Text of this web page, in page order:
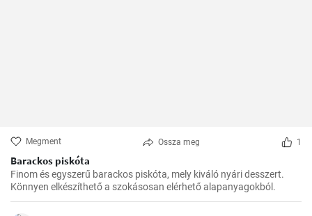
Megment Ossza meg 1
Barackos piskóta
Finom és egyszerű barackos piskóta, mely kiváló nyári desszert.
Könnyen elkészíthető a szokásosan elérhető alapanyagokból.